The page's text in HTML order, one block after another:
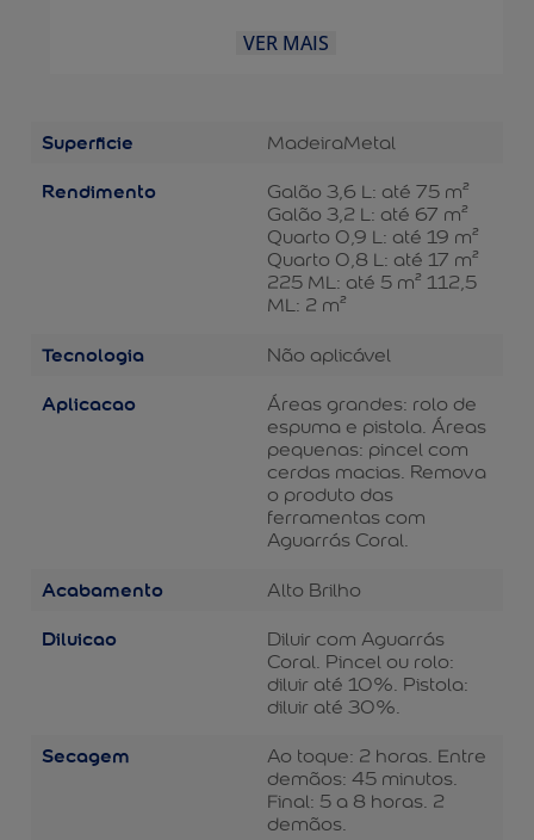
VER MAIS
Superficie MadeiraMetal
Rendimento
Galão 3,6 L: até 75 m²
Galão 3,2 L: até 67 m²
Quarto 0,9 L: até 19 m²
Quarto 0,8 L: até 17 m²
225 ML: até 5 m² 112,5
ML: 2 m²
Tecnologia Não aplicável
Aplicacao
Áreas grandes: rolo de
espuma e pistola. Áreas
pequenas: pincel com
cerdas macias. Remova
o produto das
ferramentas com
Aguarrás Coral.
Acabamento Alto Brilho
Diluicao
Diluir com Aguarrás
Coral. Pincel ou rolo:
diluir até 10%. Pistola:
diluir até 30%.
Secagem
Ao toque: 2 horas. Entre
demãos: 45 minutos.
Final: 5 a 8 horas. 2
demãos.